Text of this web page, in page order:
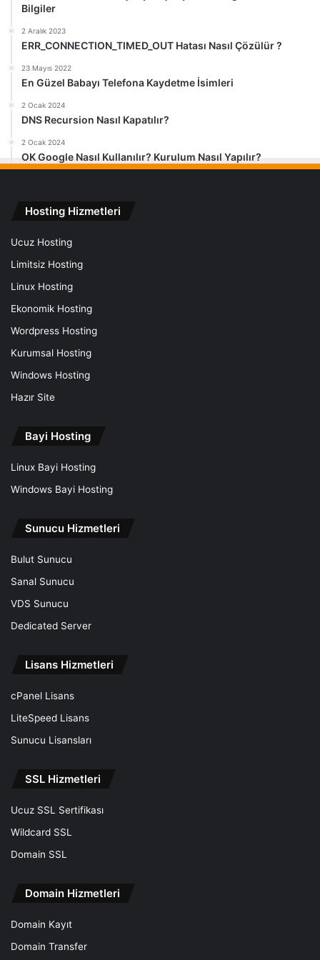
Bilgiler
2 Aralık 2023
ERR_CONNECTION_TIMED_OUT Hatası Nasıl Çözülür ?
23 Mayıs 2022
En Güzel Babayı Telefona Kaydetme İsimleri
2 Ocak 2024
DNS Recursion Nasıl Kapatılır?
2 Ocak 2024
OK Google Nasıl Kullanılır? Kurulum Nasıl Yapılır?
Hosting Hizmetleri
Ucuz Hosting
Limitsiz Hosting
Linux Hosting
Ekonomik Hosting
Wordpress Hosting
Kurumsal Hosting
Windows Hosting
Hazır Site
Bayi Hosting
Linux Bayi Hosting
Windows Bayi Hosting
Sunucu Hizmetleri
Bulut Sunucu
Sanal Sunucu
VDS Sunucu
Dedicated Server
Lisans Hizmetleri
cPanel Lisans
LiteSpeed Lisans
Sunucu Lisansları
SSL Hizmetleri
Ucuz SSL Sertifikası
Wildcard SSL
Domain SSL
Domain Hizmetleri
Domain Kayıt
Domain Transfer